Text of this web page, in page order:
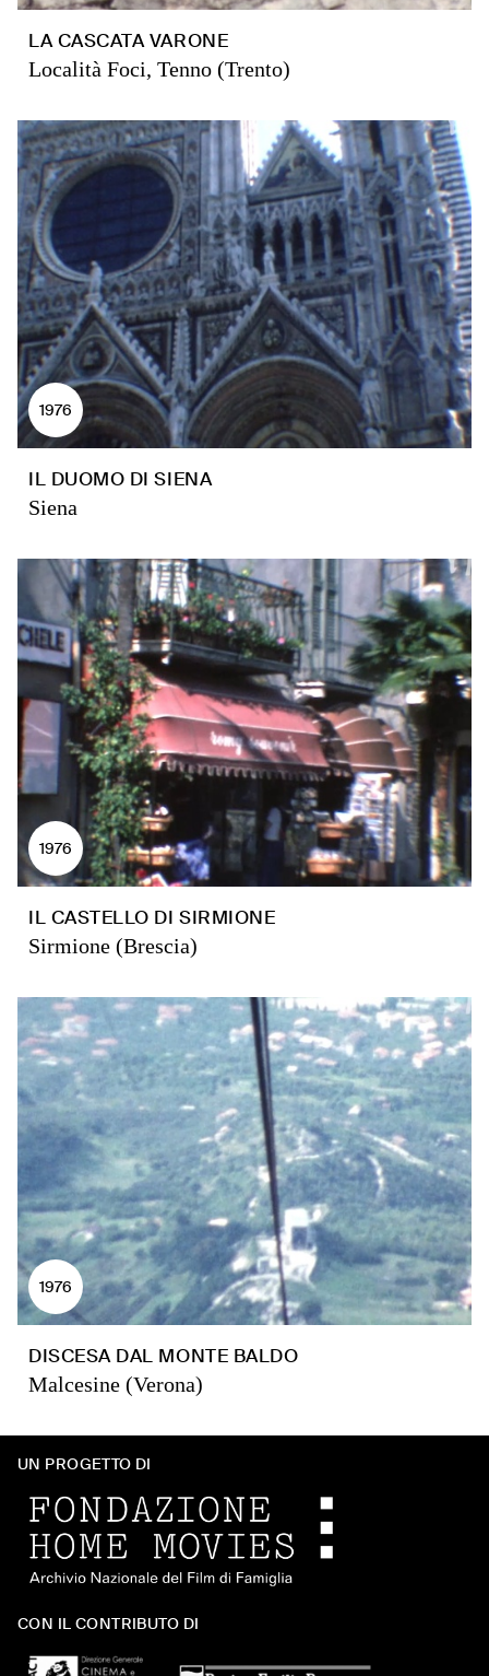
LA CASCATA VARONE
Località Foci, Tenno (Trento)
1976
IL DUOMO DI SIENA
Siena
1976
IL CASTELLO DI SIRMIONE
Sirmione (Brescia)
1976
DISCESA DAL MONTE BALDO
Malcesine (Verona)
UN PROGETTO DI
CON IL CONTRIBUTO DI